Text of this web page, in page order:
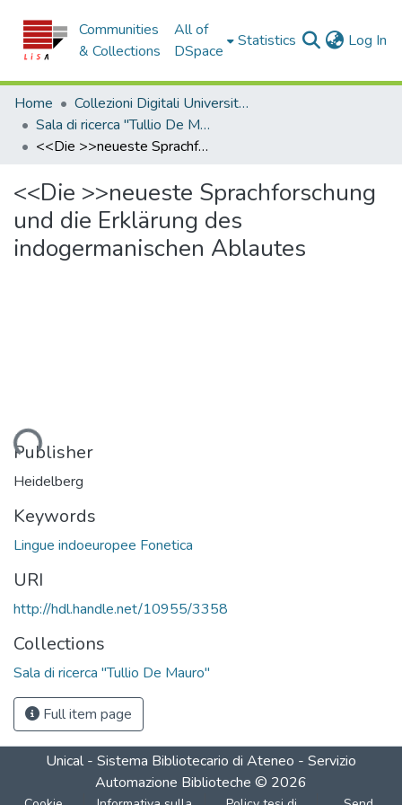
Communities
& Collections
All of
DSpace
Statistics Log In
Home
Collezioni Digitali Università della Calabria
Sala di ricerca "Tullio De Mauro"
<<Die >>neueste Sprachforschung und die Erklärung des indogermanischen Ablautes
<<Die >>neueste Sprachforschung
und die Erklärung des
indogermanischen Ablautes
Loading...
Publisher
Heidelberg
Keywords
Lingue indoeuropee Fonetica
URI
http://hdl.handle.net/10955/3358
Collections
Sala di ricerca "Tullio De Mauro"
Full item page
Unical - Sistema Bibliotecario di Ateneo - Servizio
Automazione Biblioteche © 2026